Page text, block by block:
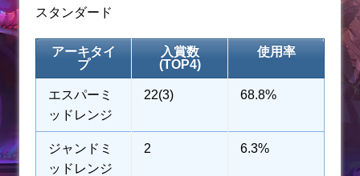
スタンダード
アーキタイ
プ
入賞数
(TOP4)
使用率
エスパーミ
ッドレンジ
22(3) 68.8%
ジャンドミ
ッドレンジ
2 6.3%